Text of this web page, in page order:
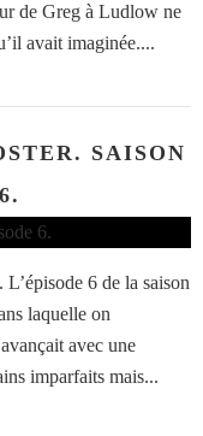
de Greg à Ludlow ne
avait imaginée....
SAISON
6 de la saison
laquelle on
avec une
imparfaits mais...